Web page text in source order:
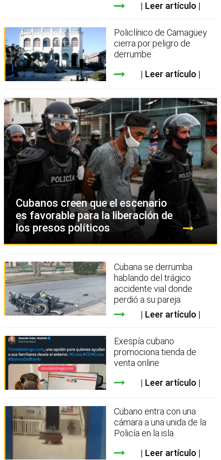
Leer artículo
Policlínico de Camagüey
cierra por peligro de
derrumbe
Leer artículo
Cubanos creen que el escenario
es favorable para la liberación de
los presos políticos
Cubana se derrumba
hablando del trágico
accidente vial donde
perdió a su pareja
Leer artículo
Exespía cubano
promociona tienda de
venta online
Leer artículo
Cubano entra con una
cámara a una unida de la
Policía en la isla
Leer artículo